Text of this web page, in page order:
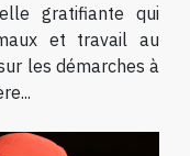
gratifiante qui
et travail au
les démarches à